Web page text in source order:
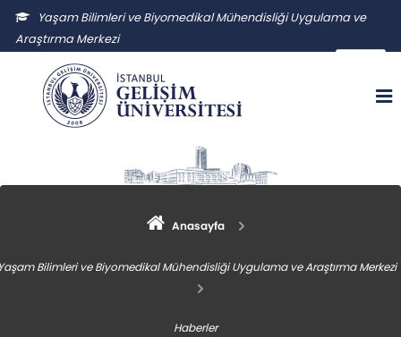
Yaşam Bilimleri ve Biyomedikal Mühendisliği Uygulama ve
Araştırma Merkezi
ybmuam@gelisim.edu.tr
Anasayfa
Bilimleri ve Biyomedikal Mühendisliği Uygulama ve Araştırma Merkezi
Haberler